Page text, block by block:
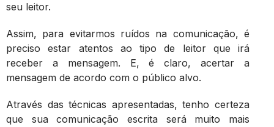
seu leitor.
Assim, para evitarmos ruídos na comunicação, é
preciso estar atentos ao tipo de leitor que irá
receber a mensagem. E, é claro, acertar a
mensagem de acordo com o público alvo.
Através das técnicas apresentadas, tenho certeza
que sua comunicação escrita será muito mais